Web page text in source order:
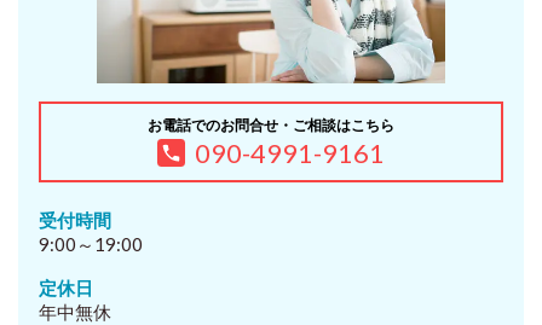
お電話でのお問合せ・ご相談はこちら
090-4991-9161
受付時間
9:00～19:00
定休日
年中無休